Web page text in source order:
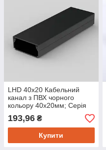
LHD 40x20 Кабельний
канал з ПВХ чорного
кольору 40х20мм; Серія
LH, довжина 2м
193,96 ₴
Купити